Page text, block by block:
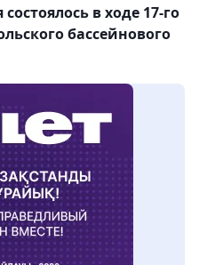
в ходе 17-го
бассейнового